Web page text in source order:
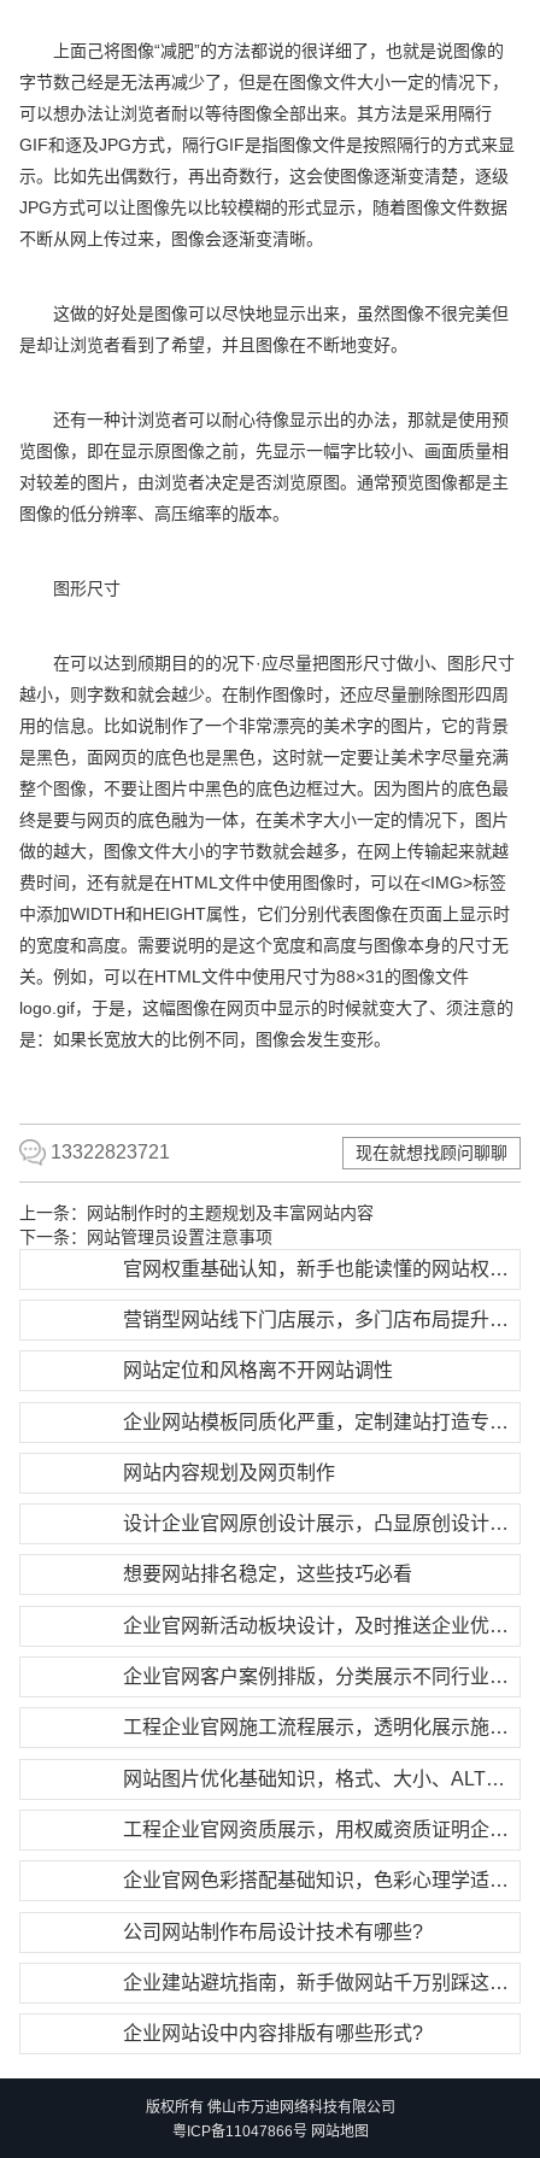
上面己将图像“减肥”的方法都说的很详细了，也就是说图像的
字节数己经是无法再减少了，但是在图像文件大小一定的情况下，
可以想办法让浏览者耐以等待图像全部出来。其方法是采用隔行
GIF和逐及JPG方式，隔行GIF是指图像文件是按照隔行的方式来显
示。比如先出偶数行，再出奇数行，这会使图像逐渐变清楚，逐级
JPG方式可以让图像先以比较模糊的形式显示，随着图像文件数据
不断从网上传过来，图像会逐渐变清晰。
这做的好处是图像可以尽快地显示出来，虽然图像不很完美但
是却让浏览者看到了希望，并且图像在不断地变好。
还有一种计浏览者可以耐心待像显示出的办法，那就是使用预
览图像，即在显示原图像之前，先显示一幅字比较小、画面质量相
对较差的图片，由浏览者决定是否浏览原图。通常预览图像都是主
图像的低分辨率、高压缩率的版本。
图形尺寸
在可以达到颀期目的的况下·应尽量把图形尺寸做小、图肜尺寸
越小，则字数和就会越少。在制作图像时，还应尽量删除图形四周
用的信息。比如说制作了一个非常漂亮的美术字的图片，它的背景
是黑色，面网页的底色也是黑色，这时就一定要让美术字尽量充满
整个图像，不要让图片中黑色的底色边框过大。因为图片的底色最
终是要与网页的底色融为一体，在美术字大小一定的情况下，图片
做的越大，图像文件大小的字节数就会越多，在网上传输起来就越
费时间，还有就是在HTML文件中使用图像时，可以在<IMG>标签
中添加WIDTH和HEIGHT属性，它们分别代表图像在页面上显示时
的宽度和高度。需要说明的是这个宽度和高度与图像本身的尺寸无
关。例如，可以在HTML文件中使用尺寸为88×31的图像文件
logo.gif，于是，这幅图像在网页中显示的时候就变大了、须注意的
是：如果长宽放大的比例不同，图像会发生变形。
13322823721 现在就想找顾问聊聊
上一条：
网站制作时的主题规划及丰富网站内容
下一条：
网站管理员设置注意事项
官网权重基础认知，新手也能读懂的网站权重逻辑
营销型网站线下门店展示，多门店布局提升品牌覆盖
网站定位和风格离不开网站调性
企业网站模板同质化严重，定制建站打造专属差异化优势
网站内容规划及网页制作
设计企业官网原创设计展示，凸显原创设计核心优势
想要网站排名稳定，这些技巧必看
企业官网新活动板块设计，及时推送企业优惠活动
企业官网客户案例排版，分类展示不同行业合作案例
工程企业官网施工流程展示，透明化展示施工服务
网站图片优化基础知识，格式、大小、ALT标签全讲解
工程企业官网资质展示，用权威资质证明企业实力
企业官网色彩搭配基础知识，色彩心理学适配行业调性
公司网站制作布局设计技术有哪些?
企业建站避坑指南，新手做网站千万别踩这些误区
企业网站设中内容排版有哪些形式?
版权所有 佛山市万迪网络科技有限公司
粤ICP备11047866号 网站地图